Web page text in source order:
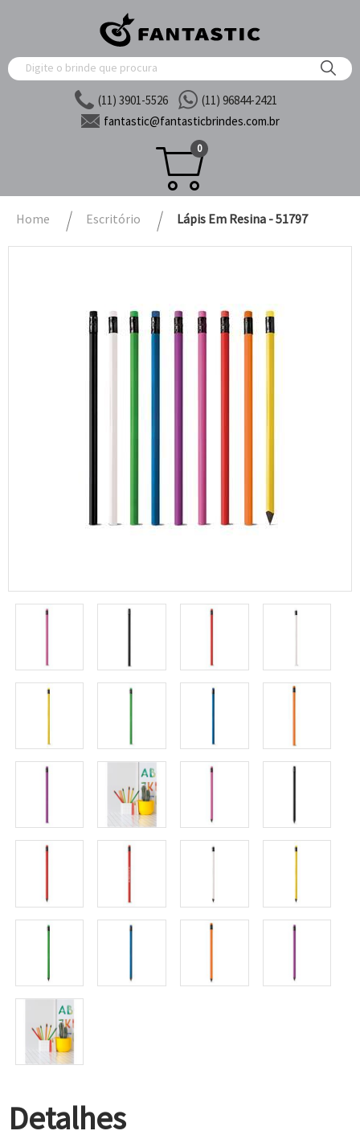
(11) 3901-5526
(11) 96844-2421
fantastic@fantasticbrindes.com.br
0
Home Escritório Lápis Em Resina - 51797
Detalhes